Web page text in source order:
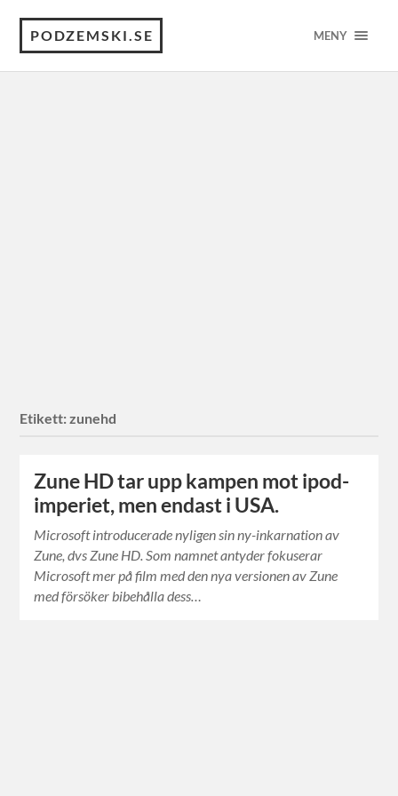
PODZEMSKI.SE MENY
Etikett:zunehd
Zune HD tar upp kampen mot ipod-
imperiet, men endast i USA.
Microsoft introducerade nyligen sin ny-inkarnation av
Zune, dvs Zune HD. Som namnet antyder fokuserar
Microsoft mer på film med den nya versionen av Zune
med försöker bibehålla dess…